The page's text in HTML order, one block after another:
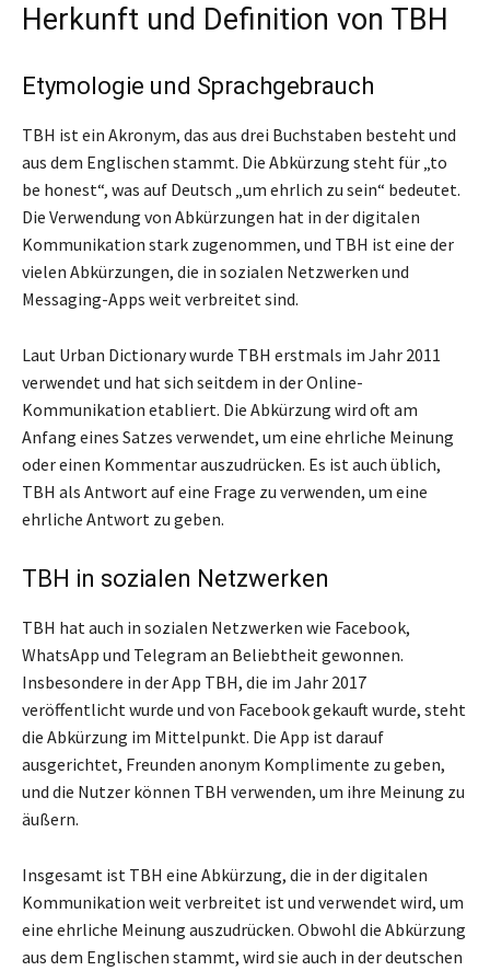
Herkunft und Definition von TBH
Etymologie und Sprachgebrauch
TBH ist ein Akronym, das aus drei Buchstaben besteht und
aus dem Englischen stammt. Die Abkürzung steht für „to
be honest“, was auf Deutsch „um ehrlich zu sein“ bedeutet.
Die Verwendung von Abkürzungen hat in der digitalen
Kommunikation stark zugenommen, und TBH ist eine der
vielen Abkürzungen, die in sozialen Netzwerken und
Messaging-Apps weit verbreitet sind.
Laut Urban Dictionary wurde TBH erstmals im Jahr 2011
verwendet und hat sich seitdem in der Online-
Kommunikation etabliert. Die Abkürzung wird oft am
Anfang eines Satzes verwendet, um eine ehrliche Meinung
oder einen Kommentar auszudrücken. Es ist auch üblich,
TBH als Antwort auf eine Frage zu verwenden, um eine
ehrliche Antwort zu geben.
TBH in sozialen Netzwerken
TBH hat auch in sozialen Netzwerken wie Facebook,
WhatsApp und Telegram an Beliebtheit gewonnen.
Insbesondere in der App TBH, die im Jahr 2017
veröffentlicht wurde und von Facebook gekauft wurde, steht
die Abkürzung im Mittelpunkt. Die App ist darauf
ausgerichtet, Freunden anonym Komplimente zu geben,
und die Nutzer können TBH verwenden, um ihre Meinung zu
äußern.
Insgesamt ist TBH eine Abkürzung, die in der digitalen
Kommunikation weit verbreitet ist und verwendet wird, um
eine ehrliche Meinung auszudrücken. Obwohl die Abkürzung
aus dem Englischen stammt, wird sie auch in der deutschen